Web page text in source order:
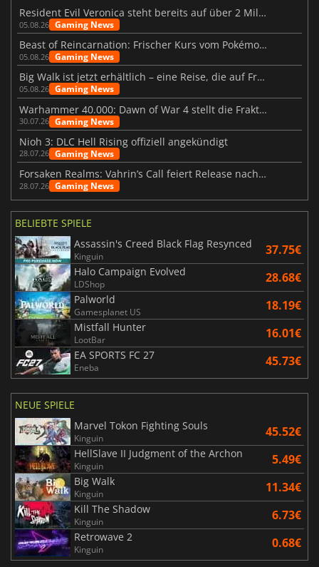
Resident Evil Veronica steht bereits auf über 2 Millionen Wunschlisten
05.08.26 Gaming News
Beast of Reincarnation: Frischer Kurs vom Pokémon-Studio
05.08.26 Gaming News
Big Walk ist jetzt erhältlich – eine Reise, die auf Freundschaft basiert
05.08.26 Gaming News
Warhammer 40.000: Dawn of War 4 stellt die Fraktion der Necrons vor
30.07.26 Gaming News
Nioh 3: DLC Hell Rising offiziell angekündigt
28.07.26 Gaming News
Forsaken Realms: Vahrin’s Call feiert Release nach 10 Jahren
28.07.26 Gaming News
BELIEBTE SPIELE
Assassin's Creed Black Flag Resynced
Kinguin 37.75€
Halo Campaign Evolved
LDShop 28.68€
Palworld
Gamesplanet US 18.19€
Mistfall Hunter
LootBar 16.01€
EA SPORTS FC 27
Eneba 45.73€
NEUE SPIELE
Marvel Tokon Fighting Souls
Kinguin 45.52€
HellSlave II Judgment of the Archon
Kinguin 5.49€
Big Walk
Kinguin 11.34€
Kill The Shadow
Kinguin 6.73€
Retrowave 2
Kinguin 0.68€